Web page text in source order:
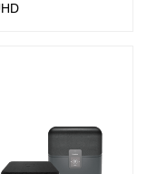
mois, Engagement 12 mois